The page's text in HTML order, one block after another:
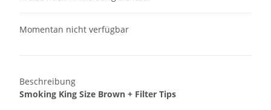
Momentan nicht verfügbar
Beschreibung
Smoking King Size Brown + Filter Tips